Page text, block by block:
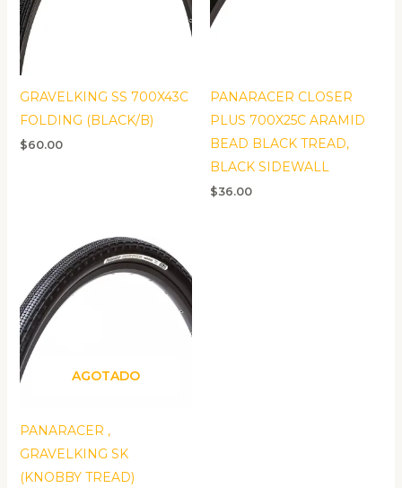
GRAVELKING SS 700X43C
FOLDING (BLACK/B)
$60.00
PANARACER CLOSER
PLUS 700X25C ARAMID
BEAD BLACK TREAD,
BLACK SIDEWALL
$36.00
AGOTADO
PANARACER ,
GRAVELKING SK
(KNOBBY TREAD)